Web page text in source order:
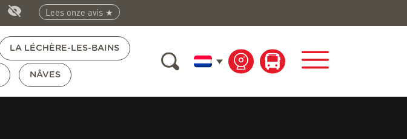
Lees onze avis ★
LA LÉCHÈRE-LES-BAINS
NÂVES